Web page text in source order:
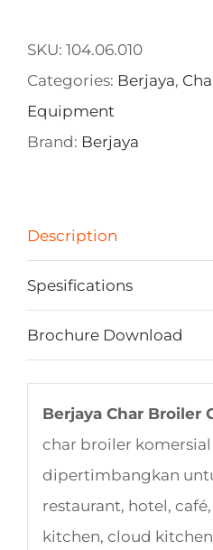
SKU: 104.06.010
Categories: Berjaya,
Equipment
Brand: Berjaya
Description
Spesifications
Brochure Download
Berjaya Char Broiler
char broiler
dipertimbangkan
restaurant, hotel,
kitchen, cloud